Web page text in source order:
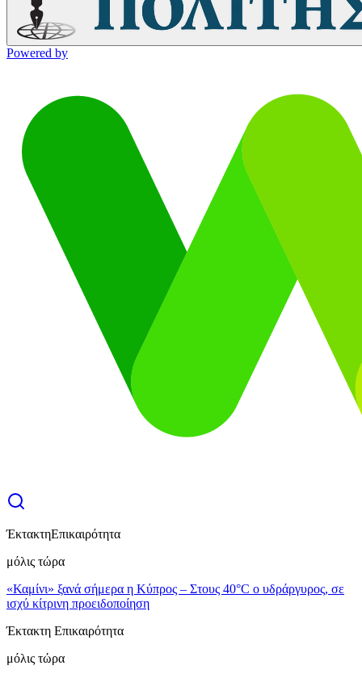
Powered by
ΈκτακτηΕπικαιρότητα
μόλις τώρα
«Καμίνι» ξανά σήμερα η Κύπρος – Στους 40°C ο υδράργυρος, σε
ισχύ κίτρινη προειδοποίηση
Έκτακτη Επικαιρότητα
μόλις τώρα